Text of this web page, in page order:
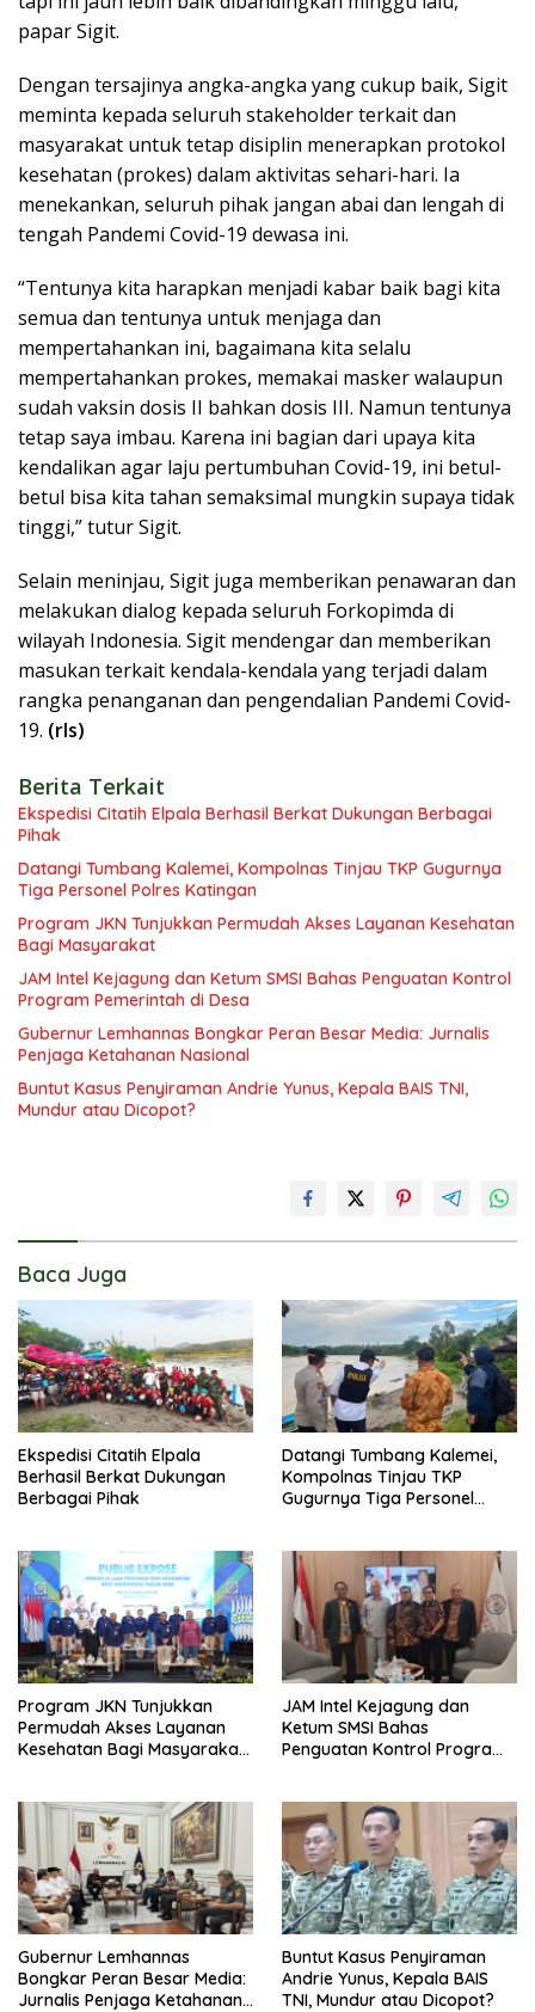
papar Sigit.
Dengan tersajinya angka-angka yang cukup baik, Sigit
meminta kepada seluruh stakeholder terkait dan
masyarakat untuk tetap disiplin menerapkan protokol
kesehatan (prokes) dalam aktivitas sehari-hari. Ia
menekankan, seluruh pihak jangan abai dan lengah di
tengah Pandemi Covid-19 dewasa ini.
“Tentunya kita harapkan menjadi kabar baik bagi kita
semua dan tentunya untuk menjaga dan
mempertahankan ini, bagaimana kita selalu
mempertahankan prokes, memakai masker walaupun
sudah vaksin dosis II bahkan dosis III. Namun tentunya
tetap saya imbau. Karena ini bagian dari upaya kita
kendalikan agar laju pertumbuhan Covid-19, ini betul-
betul bisa kita tahan semaksimal mungkin supaya tidak
tinggi,” tutur Sigit.
Selain meninjau, Sigit juga memberikan penawaran dan
melakukan dialog kepada seluruh Forkopimda di
wilayah Indonesia. Sigit mendengar dan memberikan
masukan terkait kendala-kendala yang terjadi dalam
rangka penanganan dan pengendalian Pandemi Covid-
19. (rls)
Berita Terkait
Ekspedisi Citatih Elpala Berhasil Berkat Dukungan Berbagai
Pihak
Datangi Tumbang Kalemei, Kompolnas Tinjau TKP Gugurnya
Tiga Personel Polres Katingan
Program JKN Tunjukkan Permudah Akses Layanan Kesehatan
Bagi Masyarakat
JAM Intel Kejagung dan Ketum SMSI Bahas Penguatan Kontrol
Program Pemerintah di Desa
Gubernur Lemhannas Bongkar Peran Besar Media: Jurnalis
Penjaga Ketahanan Nasional
Buntut Kasus Penyiraman Andrie Yunus, Kepala BAIS TNI,
Mundur atau Dicopot?
Baca Juga
Ekspedisi Citatih Elpala
Berhasil Berkat Dukungan
Berbagai Pihak
Datangi Tumbang Kalemei,
Kompolnas Tinjau TKP
Gugurnya Tiga Personel
Program JKN Tunjukkan
Permudah Akses Layanan
Kesehatan Bagi Masyarakat
JAM Intel Kejagung dan
Ketum SMSI Bahas
Penguatan Kontrol Program
Gubernur Lemhannas
Bongkar Peran Besar Media:
Jurnalis Penjaga Ketahanan
Buntut Kasus Penyiraman
Andrie Yunus, Kepala BAIS
TNI, Mundur atau Dicopot?